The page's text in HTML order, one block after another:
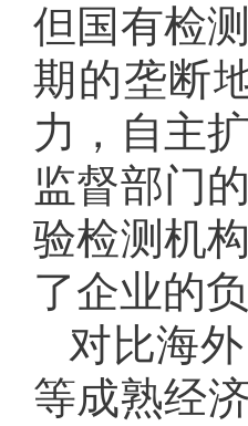
但国有检
期的垄断
力，自主
监督部门
验检测机
了企业的负
对比海
等成熟经